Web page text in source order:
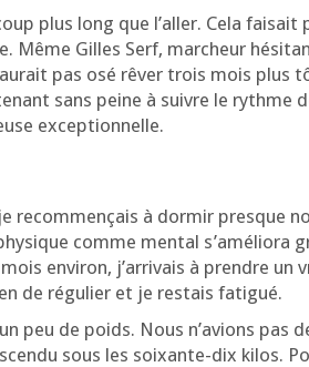
plus long que l’al­ler. Cela fai­sait
Même Gilles Serf, mar­cheur
pas osé rêver trois mois plus
sans peine à suivre le rythme
exceptionnelle.
recom­men­çais à dor­mir presque
comme men­tal s’a­mé­lio­ra
envi­ron, j’ar­ri­vais à prendre un
de régu­lier et je res­tais fatigué.
peu de poids. Nous n’a­vions pas
sous les soixante-dix kilos.